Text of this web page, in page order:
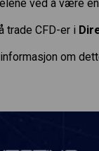
ved å være
trade CFD-er i
om